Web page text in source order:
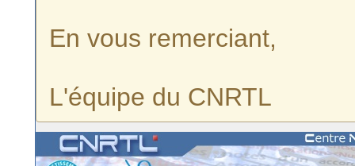
En vous remerciant,
L'équipe du CNRTL